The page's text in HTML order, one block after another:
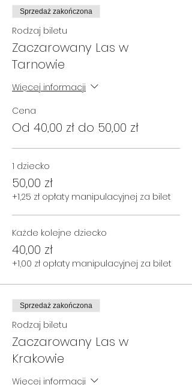
Lasu wszystkimi zmysłami, będziemy
rozwijać naszą naturalną kreatywność
i wyobraźnię w bezpośrednim
kontakcie z Naturą. Zadbamy o
stymulację wszystkich zmysłów i
integrację sensoryczną.
🌳🌳🌳 Wzmocnimy relacje rodzinne i
na siebie.
🌳🌳🌳 Dzięki prozdrowotnym
właściwościom Lasu, wzmocnimy
samopoczucie.
🌳🌳🌳 Poszerzymy wiedzę
przyrodniczą, dzięki ciekawości, którą
każdy z nas w sobie ma!
Nie mamy wątpliwości, że tego rodzaju
wspólna aktywność rodziców i dzieci w
przestrzeni leśnej to same korzyści!
Wyprawę poprowadzą leśni
przewodnicy: Ewelina i Piotr Harafowie z
Fundacji „Iskierka".
KIEDY:
TARNÓW, 3 maja
Sprzedaż zakończona
Rodzaj biletu
Zaczarowany Las w
Tarnowie
Więcej informacji
Cena
Od 40,00 zł do 50,00 zł
1 dziecko
50,00 zł
+1,25 zł opłaty manipulacyjnej za bilet
Każde kolejne dziecko
40,00 zł
+1,00 zł opłaty manipulacyjnej za bilet
Sprzedaż zakończona
Rodzaj biletu
Zaczarowany Las w
Krakowie
Więcej informacji